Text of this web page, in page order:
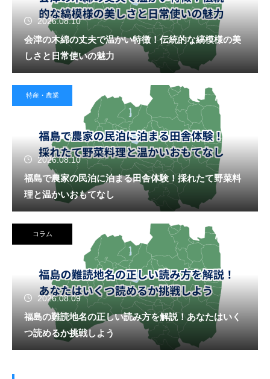
2026.08.10
会津の木綿の丈夫で温かい特徴！伝統的な縞模様の美
しさと日常使いの魅力
特産・農業
2026.08.10
福島で農家の民泊に泊まる田舎体験！採れたて野菜料
理と温かいおもてなし
コラム
2026.08.09
福島の難読地名の正しい読み方を解説！あなたはいく
つ読めるか挑戦しよう